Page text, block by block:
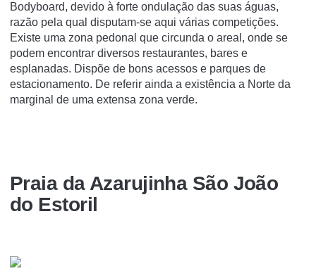
Bodyboard, devido à forte ondulação das suas águas,
razão pela qual disputam-se aqui várias competições.
Existe uma zona pedonal que circunda o areal, onde se
podem encontrar diversos restaurantes, bares e
esplanadas. Dispõe de bons acessos e parques de
estacionamento. De referir ainda a existência a Norte da
marginal de uma extensa zona verde.
Praia da Azarujinha São João
do Estoril